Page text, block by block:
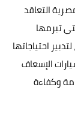
التعاقد
التي تبرمها
الجهات العامة الصادر بالقانون رقم 182 لسنة 2018، لتدبير احتياجاتها
الإسعاف
وكفاءة